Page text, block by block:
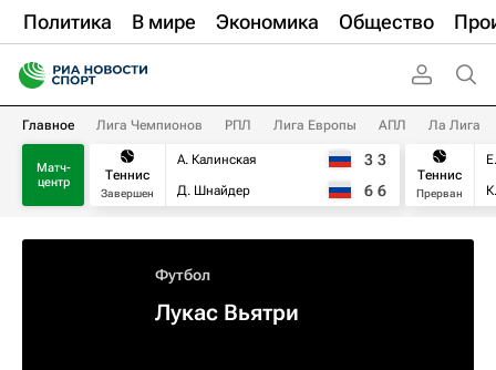
Политика В мире Экономика Общество
Главное Лига Чемпионов РПЛ Лига Европы АПЛ Ла Лига
Матч-
центр
Теннис
Завершен
А. Калинская
Д. Шнайдер
3 3
6 6
Теннис
Прерван
Футбол
Лукас Вьятри